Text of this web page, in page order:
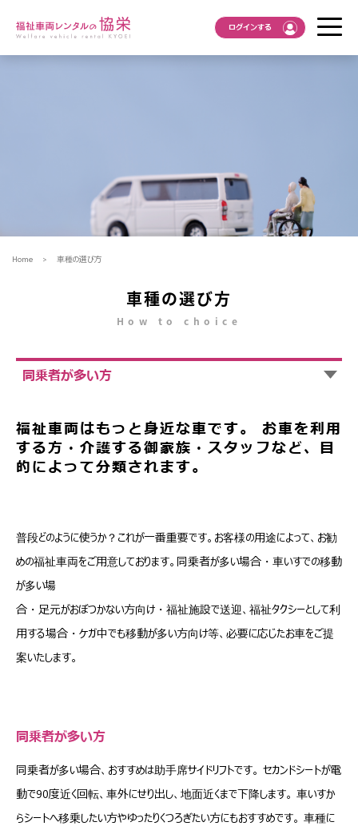
ログインする
Home 車種の選び方
車種の選び方
How to choice
同乗者が多い方
福祉車両はもっと身近な車です。 お車を利用
する方・介護する御家族・スタッフなど、目
的によって分類されます。
普段どのように使うか？これが一番重要です。お客様の用途によって、お勧
めの福祉車両をご用意しております。同乗者が多い場合・車いすでの移動
が多い場
合・足元がおぼつかない方向け・福祉施設で送迎、福祉タクシーとして利
用する場合・ケガ中でも移動が多い方向け等、必要に応じたお車をご提
案いたします。
同乗者が多い方
同乗者が多い場合、おすすめは助手席サイドリフトです。 セカンドシートが電
動で90度近く回転、車外にせり出し、地面近くまで下降します。 車いすか
らシートへ移乗したい方やゆったりくつろぎたい方にもおすすめです。 車種に